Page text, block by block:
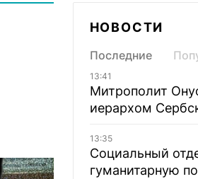
НОВОСТИ
Последние
13:41
Митрополит
иерархом
13:35
Социальный
гуманитарную